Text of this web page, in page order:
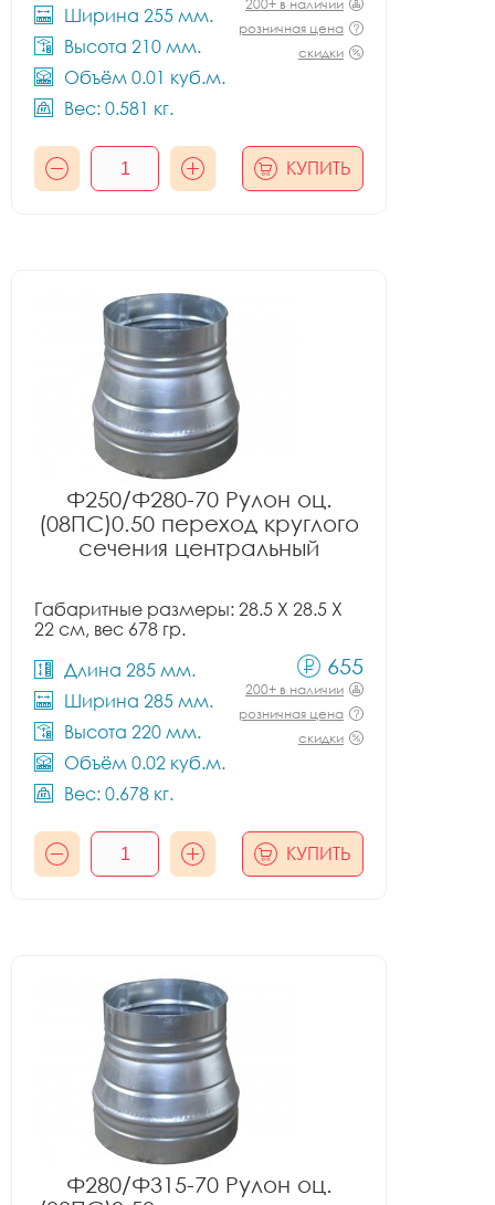
Ширина 255 мм.
Высота 210 мм.
Объём 0.01 куб.м.
Вес: 0.581 кг.
200+ в наличии
розничная цена
скидки
КУПИТЬ
Ф250/Ф280-70 Рулон оц.
(08ПС)0.50 переход круглого
сечения центральный
Габаритные размеры: 28.5 X 28.5 X
22 см, вес 678 гр.
Длина 285 мм.
Ширина 285 мм.
Высота 220 мм.
Объём 0.02 куб.м.
Вес: 0.678 кг.
655
200+ в наличии
розничная цена
скидки
КУПИТЬ
Ф280/Ф315-70 Рулон оц.